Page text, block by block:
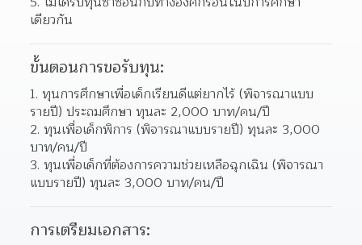
เดียวกัน
ขั้นตอนการขอรับทุน:
1. ทุนการศึกษาเพื่อเด็กเรียนดีแต่ยากไร้ (พิจารณาแบบ
รายปี) ประถมศึกษา ทุนละ 2,000 บาท/คน/ปี
2. ทุนเพื่อเด็กพิการ (พิจารณาแบบรายปี) ทุนละ 3,000
บาท/คน/ปี
3. ทุนเพื่อเด็กที่ต้องการความช่วยเหลือฉุกเฉิน (พิจารณา
แบบรายปี) ทุนละ 3,000 บาท/คน/ปี
การเตรียมเอกสาร: